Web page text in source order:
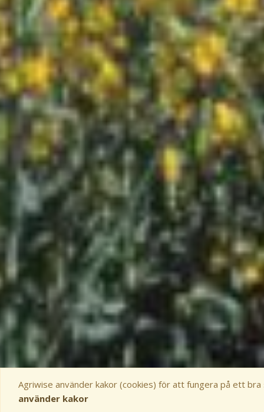
Agriwise använder kakor (cookies) för att fungera på ett
använder kakor